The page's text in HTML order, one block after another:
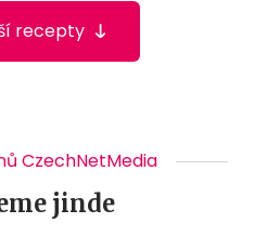
recepty
CzechNetMedia
jinde